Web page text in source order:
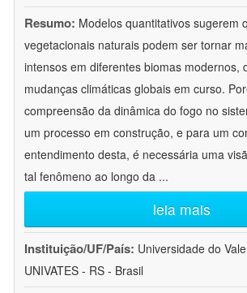
Resumo: Modelos quantitativos sugerem
vegetacionais naturais podem ser tornar
intensos em diferentes biomas modernos,
mudanças climáticas globais em curso.
compreensão da dinâmica do fogo no
um processo em construção, e para um
entendimento desta, é necessária uma
tal fenômeno ao longo da ...
leia mais
Instituição/UF/País: Universidade do
UNIVATES - RS - Brasil